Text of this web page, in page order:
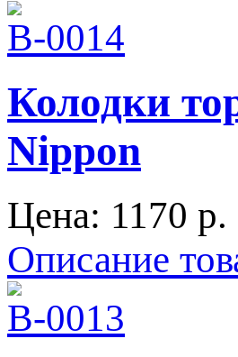
Колодки
Nippon
Цена: 1170 p.
Описание